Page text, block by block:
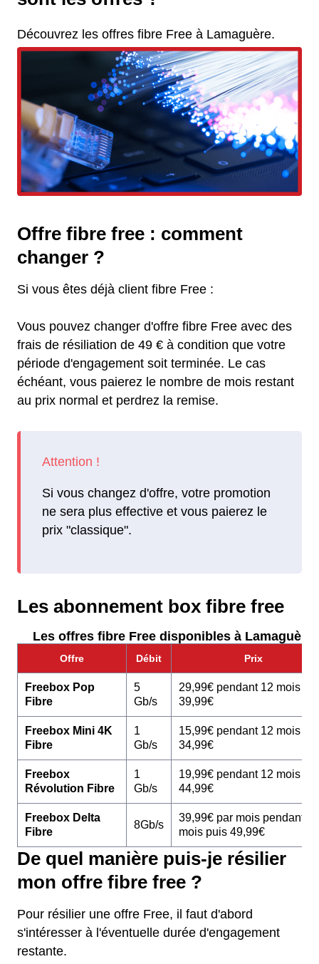
Découvrez les offres fibre Free à Lamaguère.
Offre fibre free : comment
changer ?
Si vous êtes déjà client fibre Free :
Vous pouvez changer d'offre fibre Free avec des
frais de résiliation de 49 € à condition que votre
période d'engagement soit terminée. Le cas
échéant, vous paierez le nombre de mois restant
au prix normal et perdrez la remise.
Si vous changez d'offre, votre promotion
ne sera plus effective et vous paierez le
prix "classique".
Les abonnement box fibre free
Les offres fibre Free disponibles à Lamaguère
Offre Débit Prix
Freebox Pop
Fibre
5
Gb/s
29,99€ pendant 12 mois
39,99€
Freebox Mini 4K
Fibre
1
Gb/s
15,99€ pendant 12 mois
34,99€
Freebox
Révolution Fibre
1
Gb/s
19,99€ pendant 12 mois
44,99€
Freebox Delta
Fibre
8Gb/s
39,99€ par mois pendant 12
mois puis 49,99€
De quel manière puis-je résilier
mon offre fibre free ?
Pour résilier une offre Free, il faut d'abord
s'intéresser à l'éventuelle durée d'engagement
restante.